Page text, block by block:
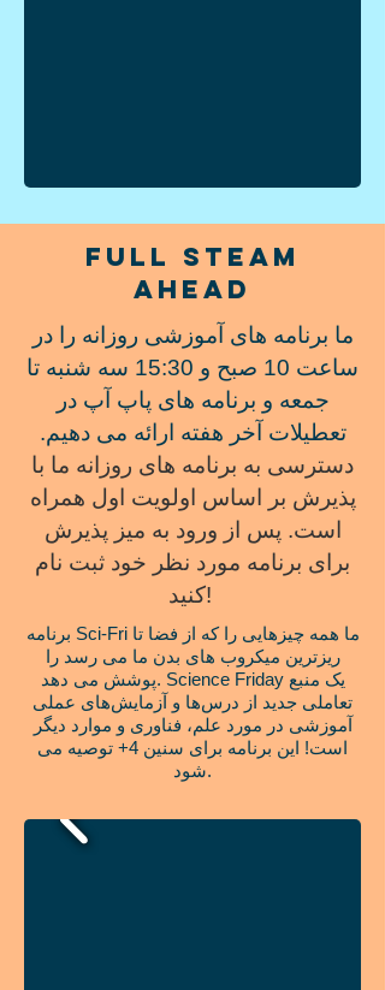
Full steam
ahead
ما برنامه های آموزشی روزانه را در
ساعت 10 صبح و 15:30 سه شنبه تا
جمعه و برنامه های پاپ آپ در
تعطیلات آخر هفته ارائه می دهیم.
دسترسی به برنامه های روزانه ما با
پذیرش بر اساس اولویت اول همراه
است. پس از ورود به میز پذیرش
برای برنامه مورد نظر خود ثبت نام
کنید!
برنامه Sci-Fri ما همه چیزهایی را که از فضا تا
ریزترین میکروب های بدن ما می رسد را
پوشش می دهد. Science Friday یک منبع
تعاملی جدید از درس‌ها و آزمایش‌های عملی
آموزشی در مورد علم، فناوری و موارد دیگر
است! این برنامه برای سنین 4+ توصیه می
شود.